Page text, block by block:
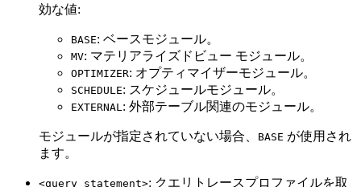
効な値:
BASE: ベースモジュール。
MV: マテリアライズドビュー モジュール。
OPTIMIZER: オプティマイザーモジュール。
SCHEDULE: スケジュールモジュール。
EXTERNAL : 外部テーブル関連のモジュール。
モジュールが指定されていない場合、 BASE が使用され
ます。
<query_statement>: クエリトレースプロファイルを取